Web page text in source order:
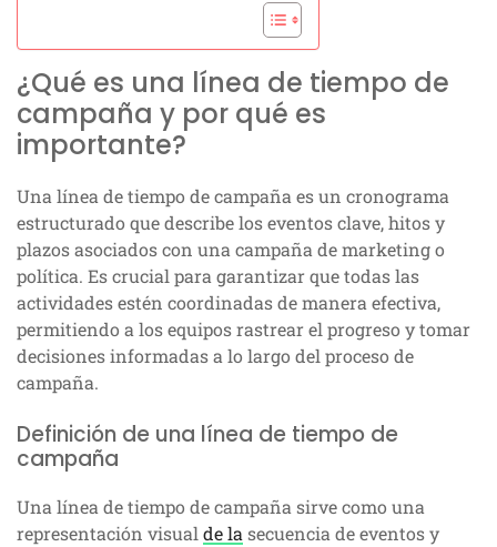
¿Qué es una línea de tiempo de
campaña y por qué es
importante?
Una línea de tiempo de campaña es un cronograma
estructurado que describe los eventos clave, hitos y
plazos asociados con una campaña de marketing o
política. Es crucial para garantizar que todas las
actividades estén coordinadas de manera efectiva,
permitiendo a los equipos rastrear el progreso y tomar
decisiones informadas a lo largo del proceso de
campaña.
Definición de una línea de tiempo de
campaña
Una línea de tiempo de campaña sirve como una
representación visualde lasecuencia de eventos y